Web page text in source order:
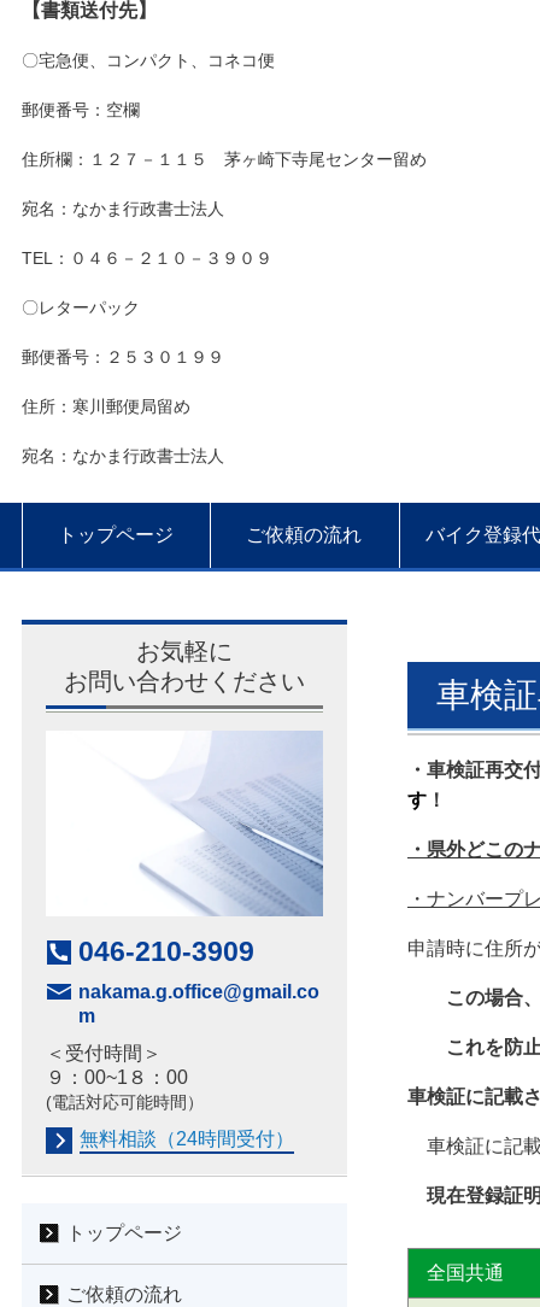
【書類送付先】
〇宅急便、コンパクト、コネコ便
郵便番号：空欄
住所欄：１２７－１１５ 茅ヶ崎下寺尾センター留め
宛名：なかま行政書士法人
TEL：０４６－２１０－３９０９
〇レターパック
郵便番号：２５３０１９９
住所：寒川郵便局留め
宛名：なかま行政書士法人
トップページ ご依頼の流れ バイク登録
車検
・車検証再交
す ！
・県外どこ
・ナンバープ
申請時に住所
この場合、
これを防止
車検証に記載
車検証に記
現在登録証
全国共通
お気軽に
お問い合わせください
046-210-3909
nakama.g.office@gmail.co
m
＜受付時間＞
９：00~1８：00
(電話対応可能時間）
無料相談（24時間受付）
トップページ
ご依頼の流れ